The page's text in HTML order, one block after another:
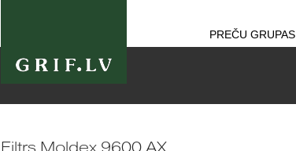
PREČU GRUPAS
Filtrs Moldex 9600 AX